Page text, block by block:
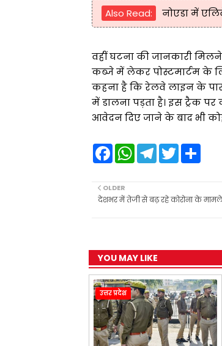
Also Read: नोएडा में
वहीं घटना की जानकारी
कब्जे में लेकर पोस्टमार्टम के
कहना है कि रेलवे लाइन के
में डालना पड़ता है। इस ट्रैक
आवेदन दिए जाने के बाद भी कोई
F
a
b
o
W
A
T
e
r
a
T
e
S
OLDER
देशभर में तेजी से बढ़ रहे कोरोना के
YOU MAY LIKE
उत्तर प्रदेश